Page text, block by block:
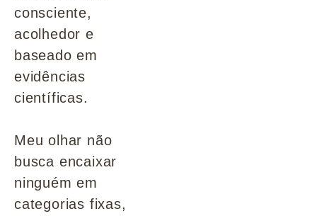
consciente,
acolhedor e
baseado em
evidências
científicas.
Meu olhar não
busca encaixar
ninguém em
categorias fixas,